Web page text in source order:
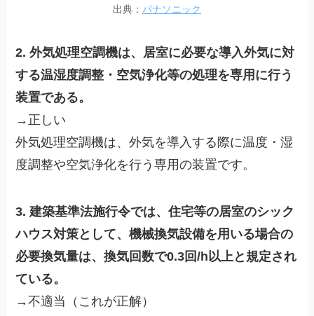
出典： パナソニック
2. 外気処理空調機は、居室に必要な導入外気に対
する温湿度調整・空気浄化等の処理を専用に行う
装置である。
→正しい
外気処理空調機は、外気を導入する際に温度・湿
度調整や空気浄化を行う専用の装置です。
3. 建築基準法施行令では、住宅等の居室のシック
ハウス対策として、機械換気設備を用いる場合の
必要換気量は、換気回数で0.3回/h以上と規定され
ている。
→不適当（これが正解）